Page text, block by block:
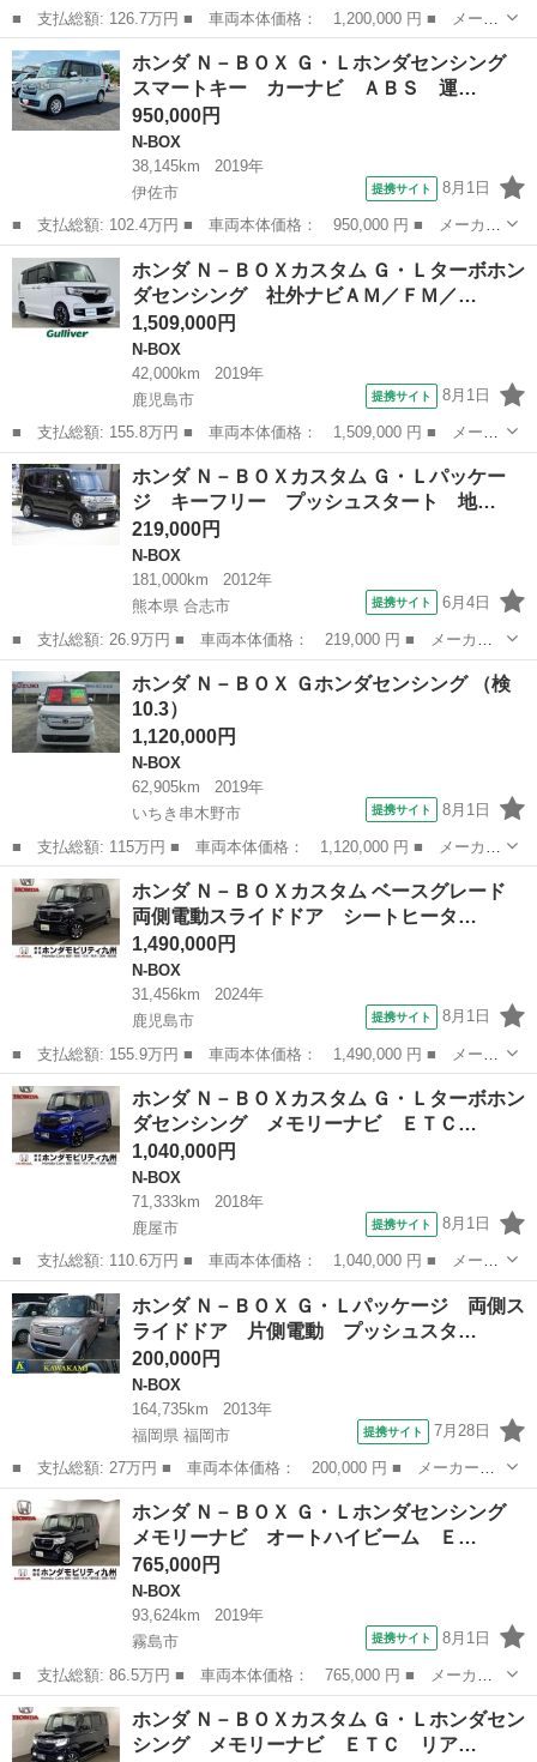
■ 支払総額: 126.7万円 ■ 車両本体価格： 1,200,000 円 ■ メーカ
ー名： ホンダ ■ 車種名： Ｎ－ＢＯＸカスタム ■ グレード
名： Ｇ Ｌホンダセンシング 衝突被害軽減ブレーキ アイドリン
グストップ ...
鹿児島 鹿屋市 N-BOX
ホンダ Ｎ－ＢＯＸ Ｇ・Ｌホンダセンシング
スマートキー カーナビ ＡＢＳ 運…
950,000円
N-BOX
38,145km
2019年
伊佐市
提携サイト 8月1日
■ 支払総額: 102.4万円 ■ 車両本体価格： 950,000 円 ■ メーカー
名： ホンダ ■ 車種名： Ｎ－ＢＯＸ ■ グレード名： Ｇ・Ｌホ
ンダセンシング スマートキー カーナビ ＡＢＳ 運転席助手席エ
アバック ...
鹿児島 伊佐市 N-BOX
ホンダ Ｎ－ＢＯＸカスタム Ｇ・Ｌターボホン
ダセンシング 社外ナビＡＭ／ＦＭ／…
1,509,000円
N-BOX
42,000km
2019年
鹿児島市
提携サイト 8月1日
■ 支払総額: 155.8万円 ■ 車両本体価格： 1,509,000 円 ■ メーカ
ー名： ホンダ ■ 車種名： Ｎ－ＢＯＸカスタム ■ グレード
名： Ｇ・Ｌターボホンダセンシング 社外ナビＡＭ／ＦＭ／Ｂｌｕ
ｅｔｏｏｔｈ...
鹿児島 鹿児島市 N-BOX
ホンダ Ｎ－ＢＯＸカスタム Ｇ・Ｌパッケー
ジ キーフリー プッシュスタート 地…
219,000円
N-BOX
181,000km
2012年
熊本県 合志市
提携サイト 6月4日
■ 支払総額: 26.9万円 ■ 車両本体価格： 219,000 円 ■ メーカー
名： ホンダ ■ 車種名： Ｎ－ＢＯＸカスタム ■ グレード名：
Ｇ・Ｌパッケージ キーフリー プッシュスタート 地デジナビ バ
ックカメラ ...
熊本 合志市 N-BOX
ホンダ Ｎ－ＢＯＸ Ｇホンダセンシング （検
10.3）
1,120,000円
N-BOX
62,905km
2019年
いちき串木野市
提携サイト 8月1日
■ 支払総額: 115万円 ■ 車両本体価格： 1,120,000 円 ■ メーカー
名： ホンダ ■ 車種名： Ｎ－ＢＯＸ ■ グレード名： Ｇホンダ
センシング ■ 排気量： 660cc ■ ドア枚数： 5D ■ ミッショ...
鹿児島 いちき串木野市
ホンダ Ｎ－ＢＯＸカスタム ベースグレード
両側電動スライドドア シートヒータ…
1,490,000円
N-BOX
31,456km
2024年
鹿児島市
提携サイト 8月1日
■ 支払総額: 155.9万円 ■ 車両本体価格： 1,490,000 円 ■ メーカ
ー名： ホンダ ■ 車種名： Ｎ－ＢＯＸカスタム ■ グレード
名： ベースグレード 両側電動スライドドア シートヒーター 衝
突軽減Ｂ レ...
鹿児島 鹿児島市 N-BOX
ホンダ Ｎ－ＢＯＸカスタム Ｇ・Ｌターボホン
ダセンシング メモリーナビ ＥＴＣ…
1,040,000円
N-BOX
71,333km
2018年
鹿屋市
提携サイト 8月1日
■ 支払総額: 110.6万円 ■ 車両本体価格： 1,040,000 円 ■ メーカ
ー名： ホンダ ■ 車種名： Ｎ－ＢＯＸカスタム ■ グレード
名： Ｇ・Ｌターボホンダセンシング メモリーナビ ＥＴＣ リア
カメラ 両側...
鹿児島 鹿屋市 N-BOX
ホンダ Ｎ－ＢＯＸ Ｇ・Ｌパッケージ 両側ス
ライドドア 片側電動 プッシュスタ…
200,000円
N-BOX
164,735km
2013年
福岡県 福岡市
提携サイト 7月28日
■ 支払総額: 27万円 ■ 車両本体価格： 200,000 円 ■ メーカー
名： ホンダ ■ 車種名： Ｎ－ＢＯＸ ■ グレード名： Ｇ・Ｌパ
ッケージ 両側スライドドア 片側電動 プッシュスタート スマー
トキー ■ 排気...
福岡 福岡市 N-BOX
ホンダ Ｎ－ＢＯＸ Ｇ・Ｌホンダセンシング
メモリーナビ オートハイビーム Ｅ…
765,000円
N-BOX
93,624km
2019年
霧島市
提携サイト 8月1日
■ 支払総額: 86.5万円 ■ 車両本体価格： 765,000 円 ■ メーカー
名： ホンダ ■ 車種名： Ｎ－ＢＯＸ ■ グレード名： Ｇ・Ｌホ
ンダセンシング メモリーナビ オートハイビーム ＥＴＣ 車線逸
脱センサー ...
鹿児島 霧島市 N-BOX
ホンダ Ｎ－ＢＯＸカスタム Ｇ・Ｌホンダセン
シング メモリーナビ ＥＴＣ リア…